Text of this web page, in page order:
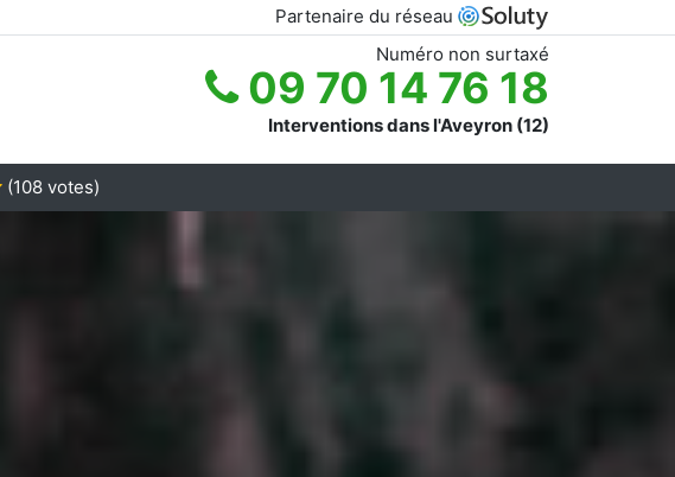
Partenaire du réseau
Numéro non surtaxé
09 70 14 76 18
Interventions dans l'Aveyron (12)
(108votes)